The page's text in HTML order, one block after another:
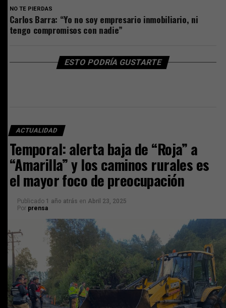
NO TE PIERDAS
Carlos Barra: “Yo no soy empresario inmobiliario, ni
tengo compromisos con nadie”
ESTO PODRÍA GUSTARTE
ACTUALIDAD
Temporal: alerta baja de “Roja” a
“Amarilla” y los caminos rurales es
el mayor foco de preocupación
Publicado 1 año atrás en Abril 23, 2025
Por prensa